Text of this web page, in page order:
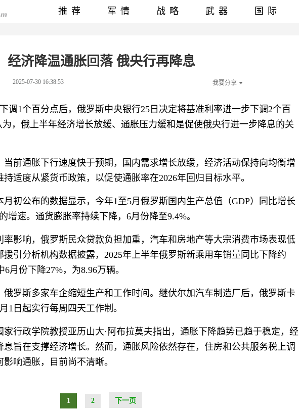
经济降温通胀回落 俄央行再降息
2025-07-30 16:38:53 我要分享
调1个百分点后，俄罗斯中央银行25日决定将基准利率进一步下调2个百
，俄上半年经济增长放缓、通胀压力缓和是促使俄央行进一步降息的关
当前通胀下行速度快于预期，国内需求增长放缓，经济活动保持向均衡增
适度从紧货币政策，以促使通胀率在2026年回归目标水平。
初公布的数据显示，今年1至5月俄罗斯国内生产总值（GDP）同比增长
增速。通货膨胀率持续下降，6月份降至9.4%。
率影响，俄罗斯民众贷款负担加重，汽车和房地产等大宗消费市场表现低
引分析机构数据披露，2025年上半年俄罗斯新乘用车销量同比下降约
月份下降27%，为8.96万辆。
俄罗斯多家车企缩短生产和工作时间。继伏尔加汽车制造厂后，俄罗斯卡
1日起实行每周四天工作制。
家行政学院教授亚历山大·阿布拉莫夫指出，通胀下降趋势已趋于稳定，经
息旨在支撑经济增长。然而，通胀风险依然存在，住房和公共服务税上调
响通胀，目前尚不清晰。
1 2 下一页
推荐 军情 战略 武器 国际